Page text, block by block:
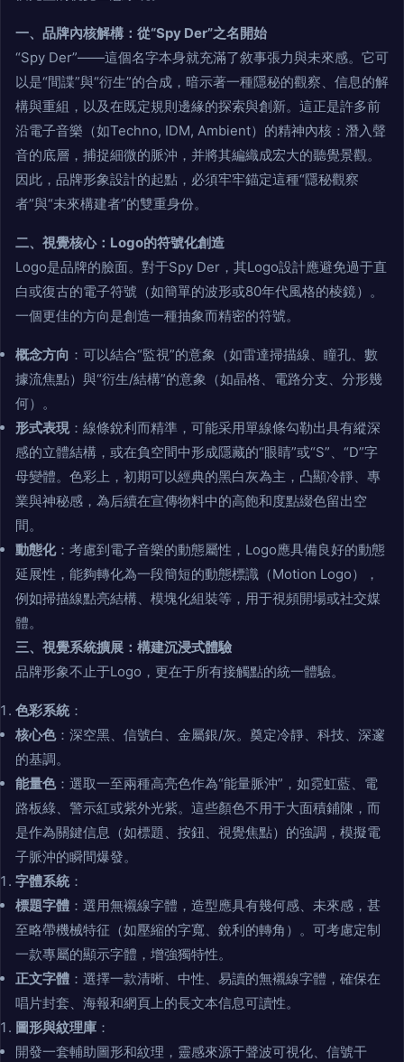
一、品牌內核解構：從“Spy Der”之名開始
“Spy Der”——這個名字本身就充滿了敘事張力與未來感。它可
以是“間諜”與“衍生”的合成，暗示著一種隱秘的觀察、信息的解
構與重組，以及在既定規則邊緣的探索與創新。這正是許多前
沿電子音樂（如Techno, IDM, Ambient）的精神內核：潛入聲
音的底層，捕捉細微的脈沖，并將其編織成宏大的聽覺景觀。
因此，品牌形象設計的起點，必須牢牢錨定這種“隱秘觀察
者”與“未來構建者”的雙重身份。
二、視覺核心：Logo的符號化創造
Logo是品牌的臉面。對于Spy Der，其Logo設計應避免過于直
白或復古的電子符號（如簡單的波形或80年代風格的棱鏡）。
一個更佳的方向是創造一種抽象而精密的符號。
概念方向 ：可以結合“監視”的意象（如雷達掃描線、瞳孔、數
據流焦點）與“衍生/結構”的意象（如晶格、電路分支、分形幾
何）。
形式表現：線條銳利而精準，可能采用單線條勾勒出具有縱深
感的立體結構，或在負空間中形成隱藏的“眼睛”或“S”、“D”字
母變體。色彩上，初期可以經典的黑白灰為主，凸顯冷靜、專
業與神秘感，為后續在宣傳物料中的高飽和度點綴色留出空
間。
動態化：考慮到電子音樂的動態屬性，Logo應具備良好的動態
延展性，能夠轉化為一段簡短的動態標識（Motion Logo），
例如掃描線點亮結構、模塊化組裝等，用于視頻開場或社交媒
體。
三、視覺系統擴展：構建沉浸式體驗
品牌形象不止于Logo，更在于所有接觸點的統一體驗。
色彩系統：
核心色：深空黑、信號白、金屬銀/灰。奠定冷靜、科技、深邃
的基調。
能量色：選取一至兩種高亮色作為“能量脈沖”，如霓虹藍、電
路板綠、警示紅或紫外光紫。這些顏色不用于大面積鋪陳，而
是作為關鍵信息（如標題、按鈕、視覺焦點）的強調，模擬電
子脈沖的瞬間爆發。
字體系統：
標題字體 ：選用無襯線字體，造型應具有幾何感、未來感，甚
至略帶機械特征（如壓縮的字寬、銳利的轉角）。可考慮定制
一款專屬的顯示字體，增強獨特性。
正文字體 ：選擇一款清晰、中性、易讀的無襯線字體，確保在
唱片封套、海報和網頁上的長文本信息可讀性。
圖形與紋理庫 ：
開發一套輔助圖形和紋理，靈感來源于聲波可視化、信號干